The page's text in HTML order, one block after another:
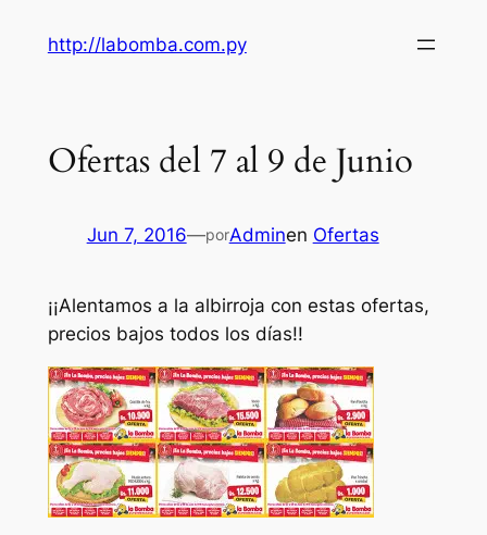
http://labomba.com.py
Ofertas del 7 al 9 de Junio
Jun 7, 2016—porAdminen Ofertas
¡¡Alentamos a la albirroja con estas ofertas,
precios bajos todos los días!!